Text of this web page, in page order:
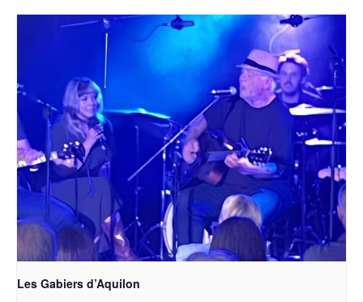
Les Gabiers d’Aquilon